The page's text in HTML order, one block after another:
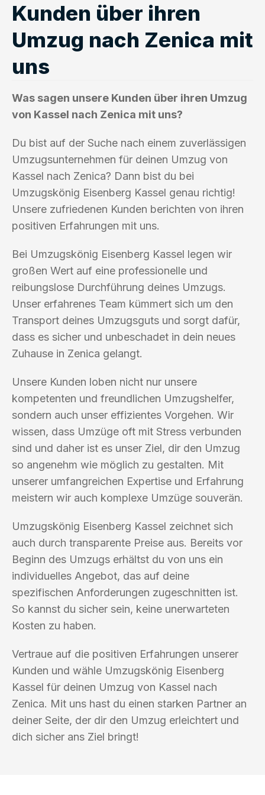
Kunden über ihren
Umzug nach Zenica mit
uns
Was sagen unsere Kunden über ihren Umzug
von Kassel nach Zenica mit uns?
Du bist auf der Suche nach einem zuverlässigen
Umzugsunternehmen für deinen Umzug von
Kassel nach Zenica? Dann bist du bei
Umzugskönig Eisenberg Kassel genau richtig!
Unsere zufriedenen Kunden berichten von ihren
positiven Erfahrungen mit uns.
Bei Umzugskönig Eisenberg Kassel legen wir
großen Wert auf eine professionelle und
reibungslose Durchführung deines Umzugs.
Unser erfahrenes Team kümmert sich um den
Transport deines Umzugsguts und sorgt dafür,
dass es sicher und unbeschadet in dein neues
Zuhause in Zenica gelangt.
Unsere Kunden loben nicht nur unsere
kompetenten und freundlichen Umzugshelfer,
sondern auch unser effizientes Vorgehen. Wir
wissen, dass Umzüge oft mit Stress verbunden
sind und daher ist es unser Ziel, dir den Umzug
so angenehm wie möglich zu gestalten. Mit
unserer umfangreichen Expertise und Erfahrung
meistern wir auch komplexe Umzüge souverän.
Umzugskönig Eisenberg Kassel zeichnet sich
auch durch transparente Preise aus. Bereits vor
Beginn des Umzugs erhältst du von uns ein
individuelles Angebot, das auf deine
spezifischen Anforderungen zugeschnitten ist.
So kannst du sicher sein, keine unerwarteten
Kosten zu haben.
Vertraue auf die positiven Erfahrungen unserer
Kunden und wähle Umzugskönig Eisenberg
Kassel für deinen Umzug von Kassel nach
Zenica. Mit uns hast du einen starken Partner an
deiner Seite, der dir den Umzug erleichtert und
dich sicher ans Ziel bringt!